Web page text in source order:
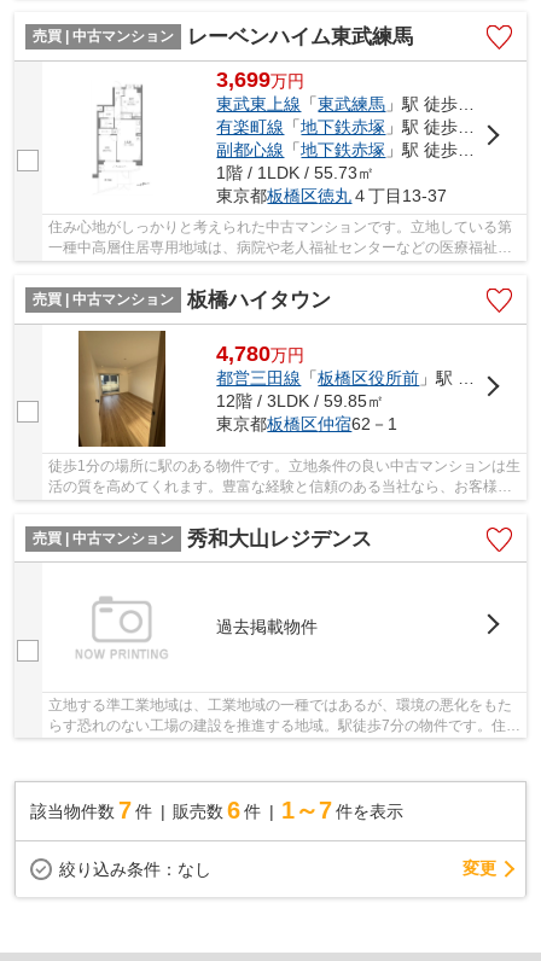
売買 | 中古マンション
レーベンハイム東武練馬
3,699万円
東武東上線 「東武練馬 」駅 徒歩11分
有楽町線 「地下鉄赤塚 」駅 徒歩14分
副都心線 「地下鉄赤塚 」駅 徒歩14分
1階 / 1LDK / 55.73㎡
東京都板橋区徳丸４丁目13-37
住み心地がしっかりと考えられた中古マンションです。立地している第
一種中高層住居専用地域は、病院や老人福祉センターなどの医療福祉施
設も建てることができます。駅徒歩11分の場所...
売買 | 中古マンション
板橋ハイタウン
4,780万円
都営三田線 「板橋区役所前 」駅 徒歩1分
12階 / 3LDK / 59.85㎡
東京都板橋区仲宿62－1
徒歩1分の場所に駅のある物件です。立地条件の良い中古マンションは生
活の質を高めてくれます。豊富な経験と信頼のある当社なら、お客様が
希望される条件に適した物件をご紹介致します...
売買 | 中古マンション
秀和大山レジデンス
過去掲載物件
立地する準工業地域は、工業地域の一種ではあるが、環境の悪化をもた
らす恐れのない工場の建設を推進する地域。駅徒歩7分の物件です。住ん
該当物件数 7件 販売数 6 件 1～7 件を表示
絞り込み条件： なし 変更